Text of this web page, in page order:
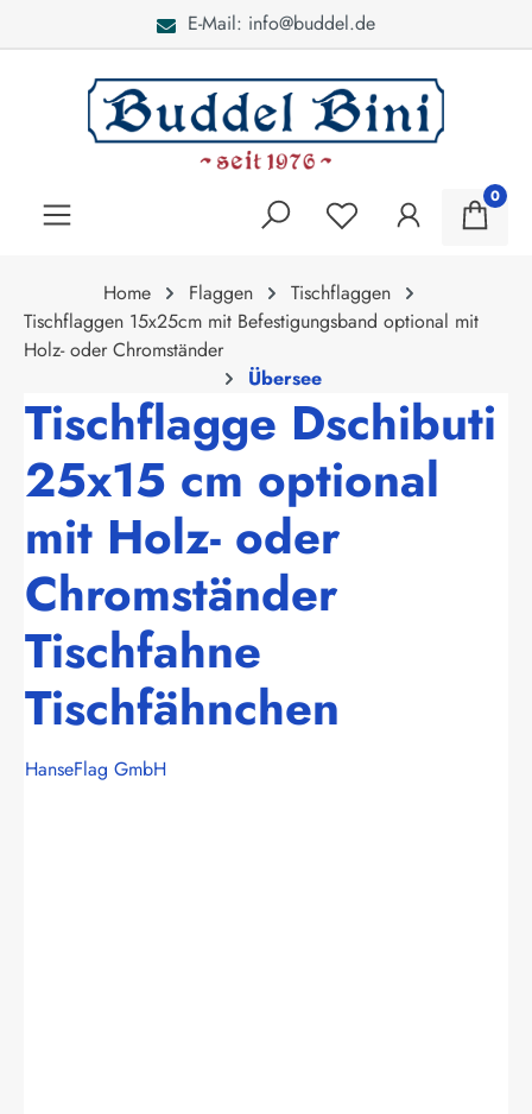
E-Mail: info@buddel.de
0
Home Flaggen
Tischflaggen
Tischflaggen 15x25cm mit Befestigungsband optional mit
Holz- oder Chromständer
Übersee
Tischflagge Dschibuti
25x15 cm optional
mit Holz- oder
Chromständer
Tischfahne
Tischfähnchen
HanseFlag GmbH